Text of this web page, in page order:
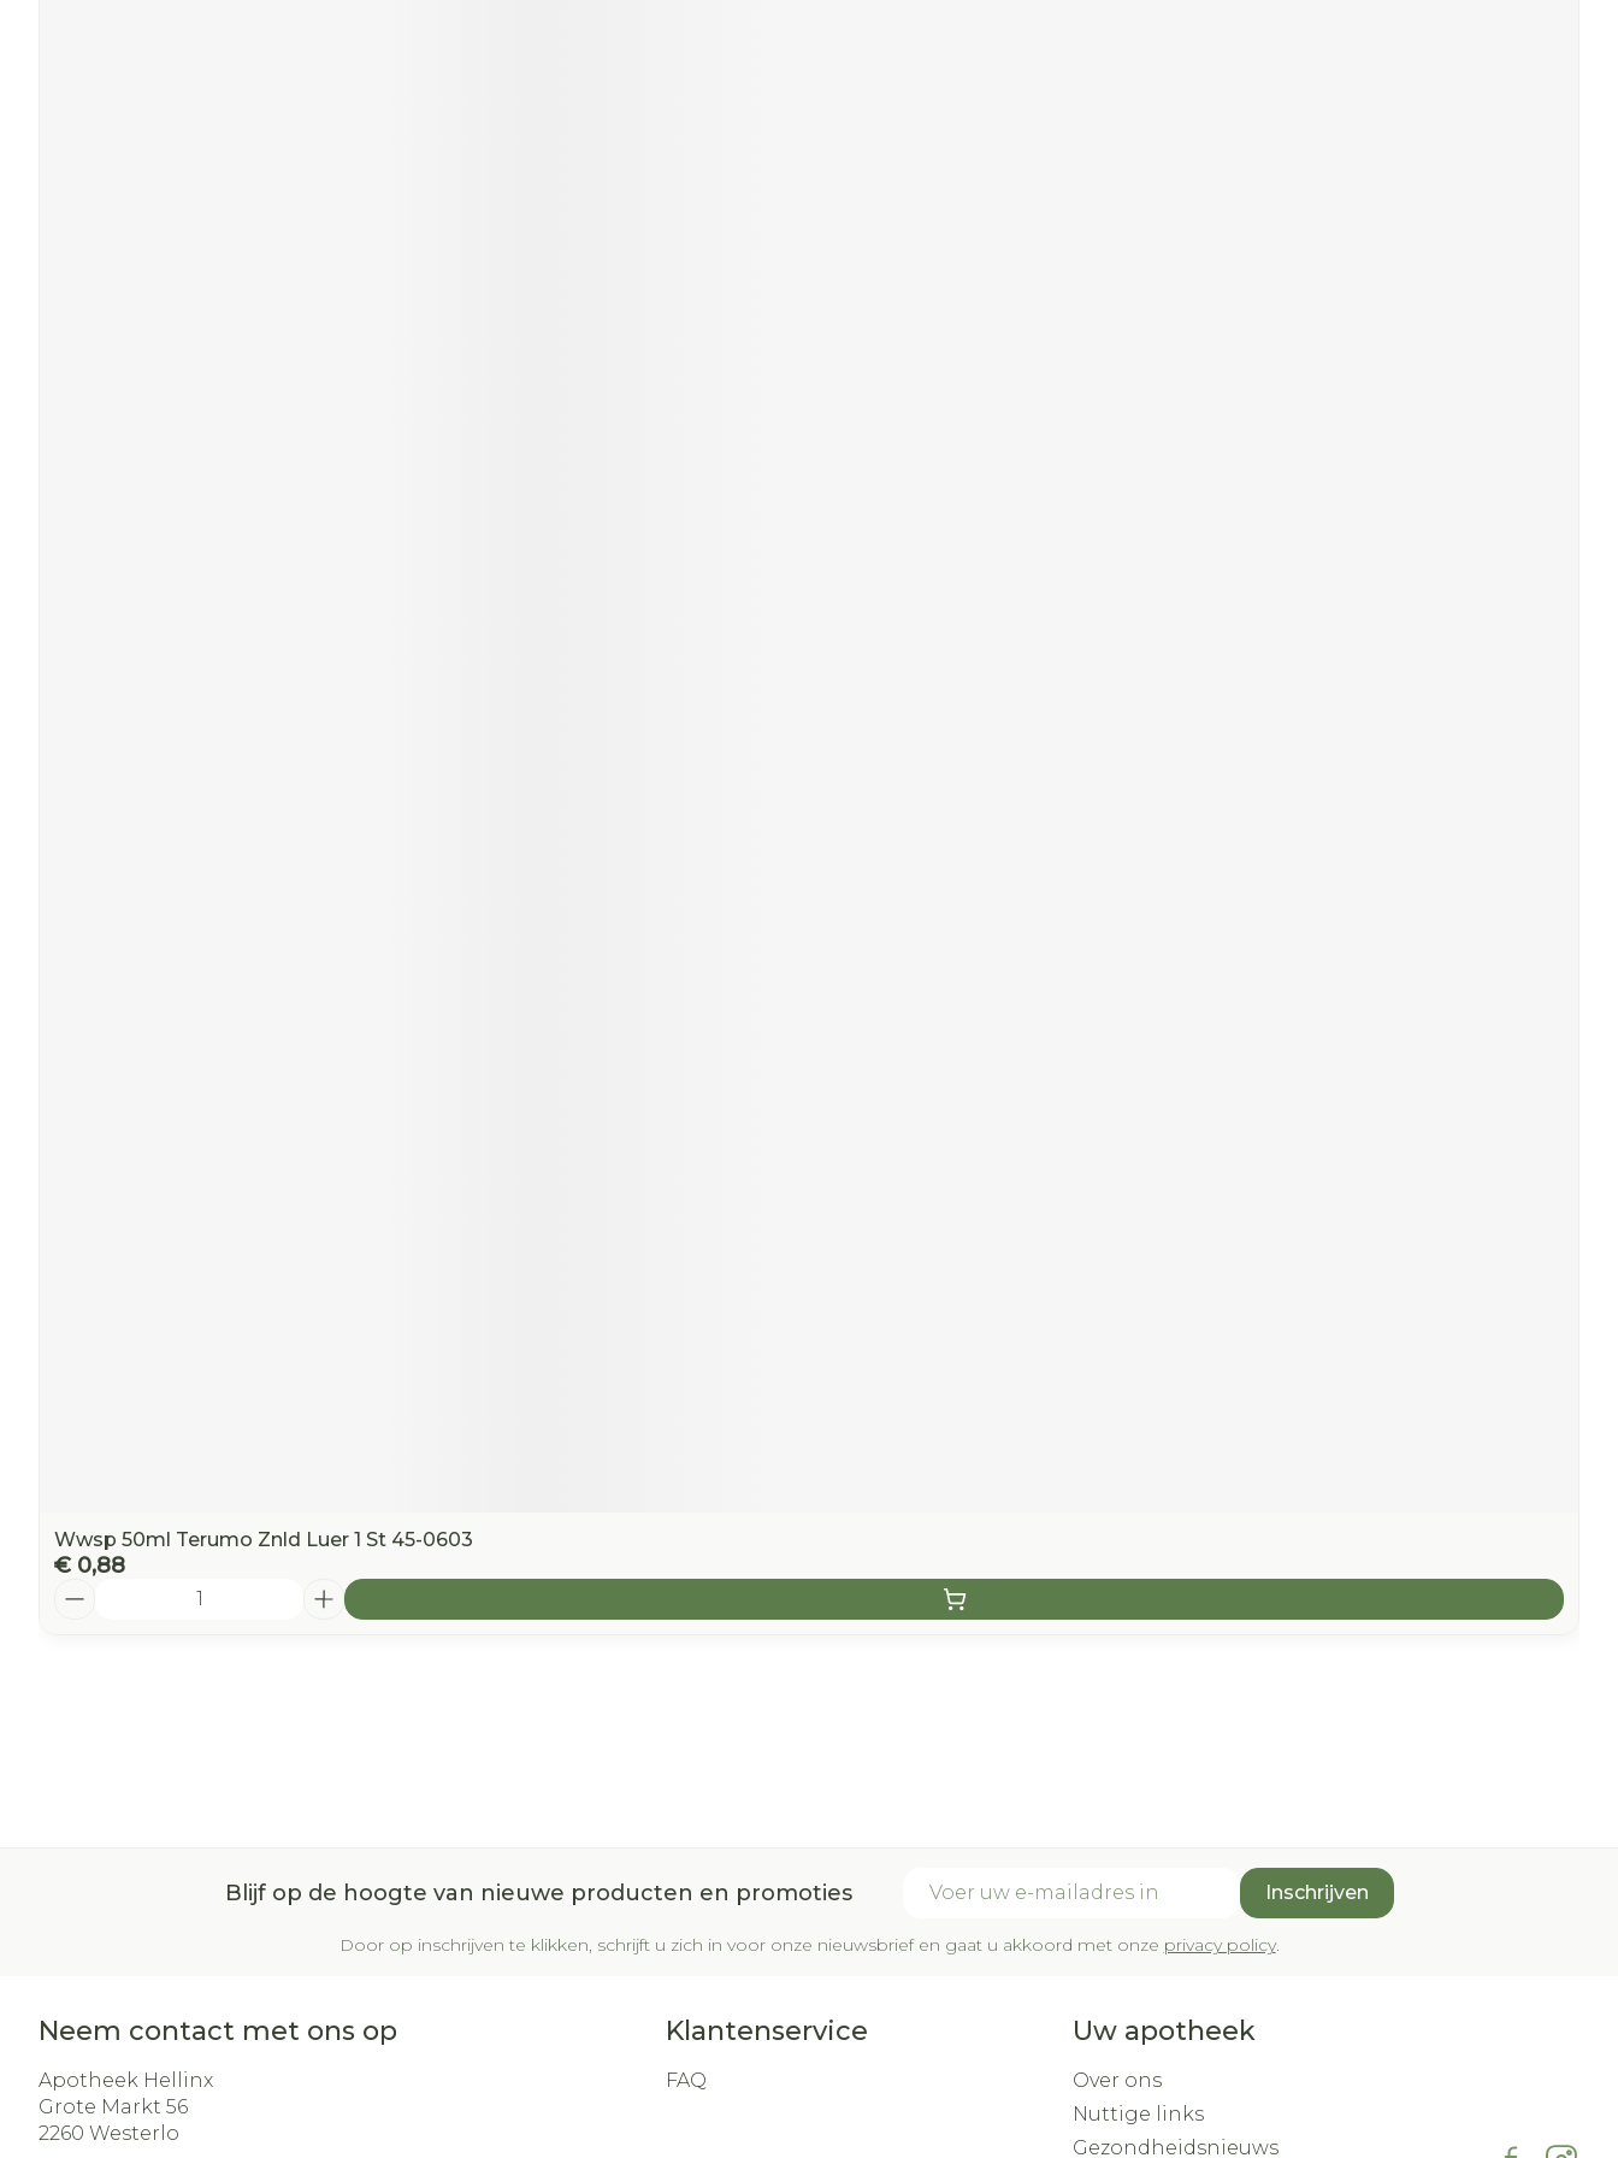
Wwsp 50ml Terumo Znld Luer 1 St 45-0603
€ 0,88
Blijf op de hoogte van nieuwe producten en promoties Inschrijven
Door op inschrijven te klikken, schrijft u zich in voor onze nieuwsbrief en gaat u akkoord met onze privacy policy.
Neem contact met ons op
Apotheek Hellinx
Grote Markt 56
2260 Westerlo
Klantenservice
FAQ
Uw apotheek
Over ons
Nuttige links
Gezondheidsnieuws